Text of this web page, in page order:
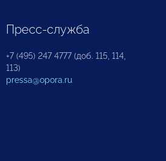
Пресс-служба
+7 (495) 247 4777 (доб. 115, 114,
113)
pressa@opora.ru